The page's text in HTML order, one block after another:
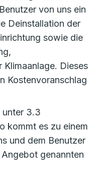
von uns ein
Deinstallation der
sowie die
Klimaanlage. Dieses
Kostenvoranschlag
unter 3.3
kommt es zu einem
und dem Benutzer
genannten